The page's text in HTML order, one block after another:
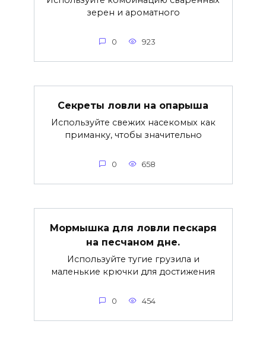
зерен и ароматного
0 923
Секреты ловли на опарыша
Используйте свежих насекомых как
приманку, чтобы значительно
0 658
Мормышка для ловли пескаря
на песчаном дне.
Используйте тугие грузила и
маленькие крючки для достижения
0 454